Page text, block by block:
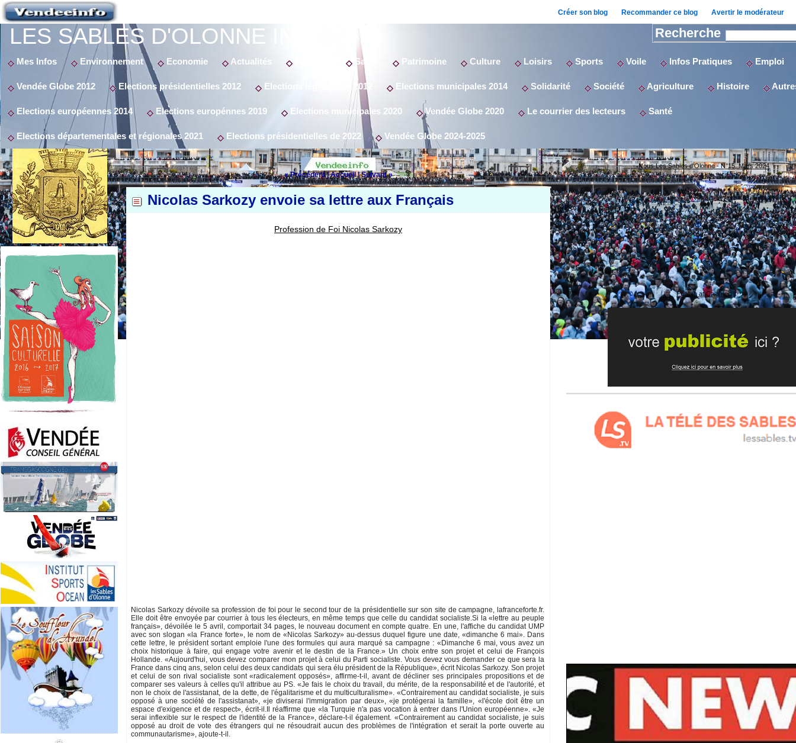
Créer son blog Recommander ce blog Avertir le modérateur
LES SABLES D'OLONNE INFO Recherche
Mes Infos Environnement Economie Actualités Santé Patrimoine Culture Loisirs Sports Voile Infos Pratiques Emploi
Vendée Globe 2012 Elections présidentielles 2012 Elections législatives 2012 Elections municipales 2014 Solidarité Société Agriculture Histoire
Elections européennes 2014 Elections europénnes 2019 Elections municipales 2020 Vendée Globe 2020 Le courrier des lecteurs Santé
Elections départementales et régionales 2021 Elections présidentielles de 2022 Vendée Globe 2024-2025
« Précédent |Accueil |Suivant »
Nicolas Sarkozy envoie sa lettre aux Français
Profession de Foi Nicolas Sarkozy
Nicolas Sarkozy dévoile sa profession de foi pour le second tour de la présidentielle sur son site de campagne, lafranceforte.fr.
Elle doit être envoyée par courrier à tous les électeurs, en même temps que celle du candidat socialiste.Si la «lettre au peuple
français», dévoilée le 5 avril, comportait 34 pages, le nouveau document en compte quatre. En une, l'affiche du candidat UMP
avec son slogan «la France forte», le nom de «Nicolas Sarkozy» au-dessus duquel figure une date, «dimanche 6 mai». Dans
cette lettre, le président sortant emploie l'une des formules qui aura marqué sa campagne : «Dimanche 6 mai, vous avez un
choix historique à faire, qui engage votre avenir et le destin de la France.» Un choix entre son projet et celui de François
Hollande. «Aujourd'hui, vous devez comparer mon projet à celui du Parti socialiste. Vous devez vous demander ce que sera la
France dans cinq ans, selon celui des deux candidats qui sera élu président de la République», écrit Nicolas Sarkozy. Son projet
et celui de son rival socialiste sont «radicalement opposés», affirme-t-il, avant de décliner ses principales propositions et de
comparer ses valeurs à celles qu'il attribue au PS. «Je fais le choix du travail, du mérite, de la responsabilité et de l'autorité, et
non le choix de l'assistanat, de la dette, de l'égalitarisme et du multiculturalisme». «Contrairement au candidat socialiste, je suis
opposé à une société de l'assistanat», «je diviserai l'immigration par deux», «je protégerai la famille», «l'école doit être un
espace d'exigence et de respect», écrit-il.Il réaffirme que «la Turquie n'a pas vocation à entrer dans l'Union européenne». «Je
serai inflexible sur le respect de l'identité de la France», déclare-t-il également. «Contrairement au candidat socialiste, je suis
opposé au droit de vote des étrangers qui ne résoudrait aucun des problèmes de l'intégration et serait la porte ouverte au
communautarisme», ajoute-t-il.
Nous Les Sables d'Olonne - N°15, Mars 2024
Publish at Calameo